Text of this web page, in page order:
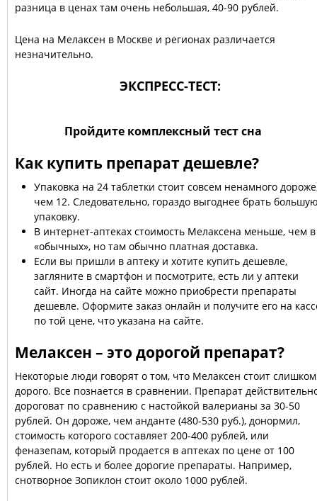
разница в ценах там очень небольшая, 40-90 рублей.
Цена на Мелаксен в Москве и регионах различается
незначительно.
ЭКСПРЕСС-ТЕСТ:
Пройдите комплексный тест сна
Как купить препарат дешевле?
Упаковка на 24 таблетки стоит совсем ненамного
чем 12. Следовательно, гораздо выгоднее брать
упаковку.
В интернет-аптеках стоимость Мелаксена меньше, чем в
«обычных», но там обычно платная доставка.
Если вы пришли в аптеку и хотите купить дешевле,
загляните в смартфон и посмотрите, есть ли у аптеки
сайт. Иногда на сайте можно приобрести препараты
дешевле. Оформите заказ онлайн и получите его на
по той цене, что указана на сайте.
Мелаксен – это дорогой препарат?
Некоторые люди говорят о том, что Мелаксен стоит слишком
дорого. Все познается в сравнении. Препарат
дороговат по сравнению с настойкой валерианы за 30-50
рублей. Он дороже, чем анданте (480-530 руб.), донормил,
стоимость которого составляет 200-400 рублей, или
феназепам, который продается в аптеках по цене от 100
рублей. Но есть и более дорогие препараты. Например,
снотворное Зопиклон стоит около 1000 рублей.